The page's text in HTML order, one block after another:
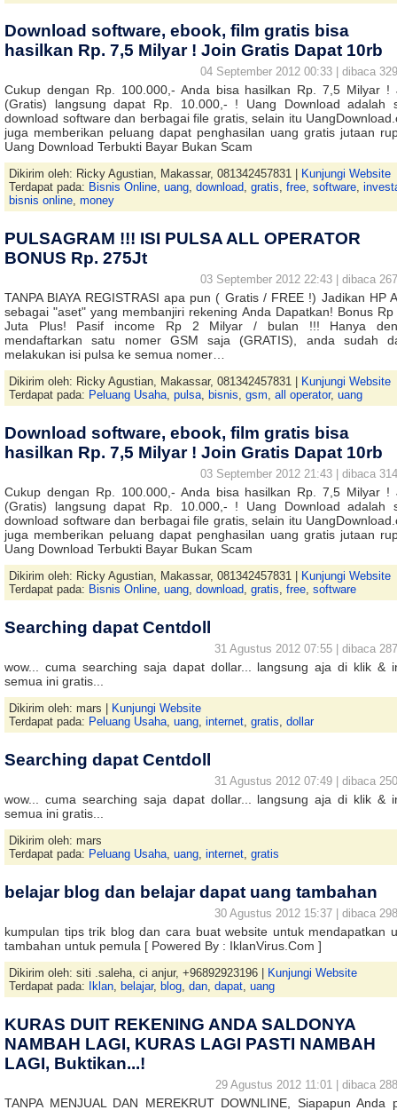
Download software, ebook, film gratis bisa
hasilkan Rp. 7,5 Milyar ! Join Gratis Dapat 10rb
04 September 2012 00:33 | dibaca
Cukup dengan Rp. 100.000,- Anda bisa hasilkan Rp. 7,5 Milyar !
(Gratis) langsung dapat Rp. 10.000,- ! Uang Download adalah
download software dan berbagai file gratis, selain itu
juga memberikan peluang dapat penghasilan uang gratis jutaan
Uang Download Terbukti Bayar Bukan Scam
Dikirim oleh: Ricky Agustian, Makassar, 081342457831 |
Kunjungi Website
Terdapat pada: Bisnis Online, uang, download, gratis, free, software,
bisnis online, money
PULSAGRAM !!! ISI PULSA ALL OPERATOR
BONUS Rp. 275Jt
03 September 2012 22:43 | dibaca
TANPA BIAYA REGISTRASI apa pun ( Gratis / FREE !) Jadikan HP
sebagai "aset" yang membanjiri rekening Anda Dapatkan! Bonus Rp
Juta Plus! Pasif income Rp 2 Milyar / bulan !!! Hanya
mendaftarkan satu nomer GSM saja (GRATIS), anda sudah
melakukan isi pulsa ke semua nomer…
Dikirim oleh: Ricky Agustian, Makassar, 081342457831 |
Kunjungi Website
Terdapat pada: Peluang Usaha, pulsa, bisnis, gsm, all operator, uang
Download software, ebook, film gratis bisa
hasilkan Rp. 7,5 Milyar ! Join Gratis Dapat 10rb
03 September 2012 21:43 | dibaca
Cukup dengan Rp. 100.000,- Anda bisa hasilkan Rp. 7,5 Milyar !
(Gratis) langsung dapat Rp. 10.000,- ! Uang Download adalah
download software dan berbagai file gratis, selain itu
juga memberikan peluang dapat penghasilan uang gratis jutaan
Uang Download Terbukti Bayar Bukan Scam
Dikirim oleh: Ricky Agustian, Makassar, 081342457831 |
Kunjungi Website
Terdapat pada: Bisnis Online, uang, download, gratis, free, software
Searching dapat Centdoll
31 Agustus 2012 07:55 | dibaca
wow... cuma searching saja dapat dollar... langsung aja di klik &
semua ini gratis...
Dikirim oleh: mars |
Kunjungi Website
Terdapat pada: Peluang Usaha, uang, internet, gratis, dollar
Searching dapat Centdoll
31 Agustus 2012 07:49 | dibaca
wow... cuma searching saja dapat dollar... langsung aja di klik &
semua ini gratis...
Dikirim oleh: mars
Terdapat pada: Peluang Usaha, uang, internet, gratis
belajar blog dan belajar dapat uang tambahan
30 Agustus 2012 15:37 | dibaca
kumpulan tips trik blog dan cara buat website untuk mendapatkan
tambahan untuk pemula [ Powered By : IklanVirus.Com ]
Dikirim oleh: siti .saleha, ci anjur, +96892923196 |
Kunjungi Website
Terdapat pada:
Iklan, belajar, blog, dan, dapat, uang
KURAS DUIT REKENING ANDA SALDONYA
NAMBAH LAGI, KURAS LAGI PASTI NAMBAH
LAGI, Buktikan...!
29 Agustus 2012 11:01 | dibaca
TANPA MENJUAL DAN MEREKRUT DOWNLINE, Siapapun Anda